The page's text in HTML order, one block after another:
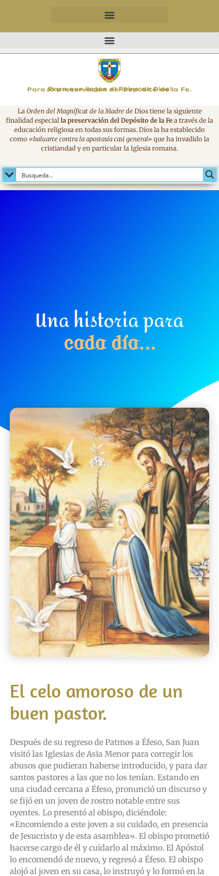
Para la preservación del Depósito de la Fe.
¡Para que llegue el Reino de Dios!
MAGNIFICAT
LaOrden del Magníficat de la Madre deDios tiene la siguiente
finalidad especialla preservación del Depósito de la Fea través de la
educación religiosa en todas sus formas. Dios la ha establecido
como «baluarte contra la apostasía casi general» que ha invadido la
cristiandad y en particular la Iglesia romana.
Una historia para
cada día...
El celo amoroso de un
buen pastor.
Después de su regreso de Patmos a Éfeso, San Juan
visitó las Iglesias de Asia Menor para corregir los
abusos que pudieran haberse introducido, y para dar
santos pastores a las que no los tenían. Estando en
una ciudad cercana a Éfeso, pronunció un discurso y
se fijó en un joven de rostro notable entre sus
oyentes. Lo presentó al obispo, diciéndole:
«Encomiendo a este joven a su cuidado, en presencia
de Jesucristo y de esta asamblea». El obispo prometió
hacerse cargo de él y cuidarlo al máximo. El Apóstol
lo encomendó de nuevo, y regresó a Éfeso. El obispo
alojó al joven en su casa, lo instruyó y lo formó en la